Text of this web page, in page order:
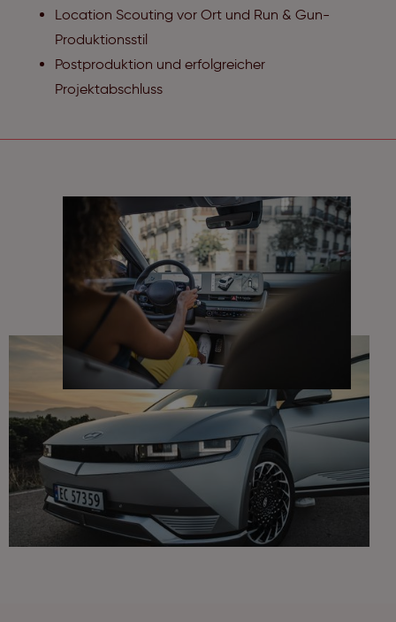
Location Scouting vor Ort und Run & Gun-
Produktionsstil
Postproduktion und erfolgreicher
Projektabschluss